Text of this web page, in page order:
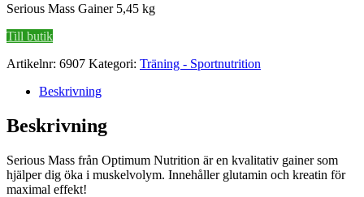
Serious Mass Gainer 5,45 kg
Till butik
Artikelnr: 6907 Kategori: Träning - Sportnutrition
Beskrivning
Beskrivning
Serious Mass från Optimum Nutrition är en kvalitativ gainer som
hjälper dig öka i muskelvolym. Innehåller glutamin och kreatin för
maximal effekt!